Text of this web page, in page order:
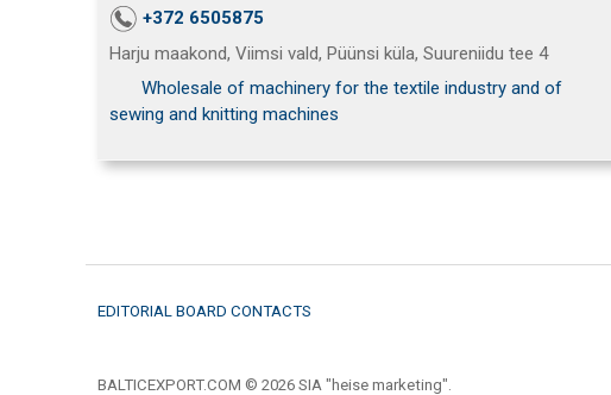
+372 6505875
Harju maakond, Viimsi vald, Püünsi küla, Suureniidu tee 4
Wholesale of machinery for the textile industry and of
sewing and knitting machines
EDITORIAL BOARD CONTACTS
BALTICEXPORT.COM © 2026 SIA "heise marketing".